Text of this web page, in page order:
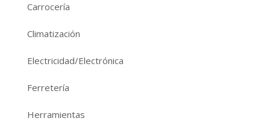
Carrocería
Climatización
Electricidad/Electrónica
Ferretería
Herramientas